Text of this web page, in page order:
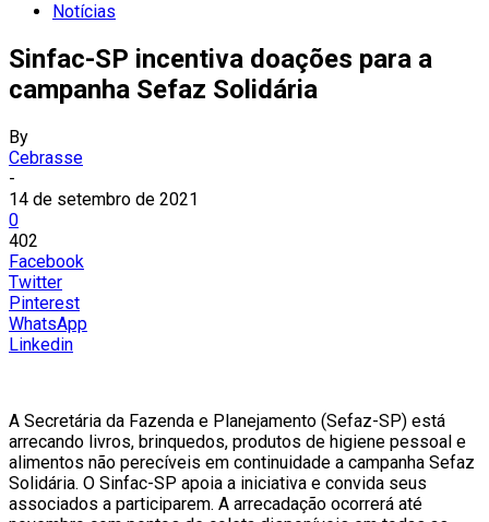
Notícias
Sinfac-SP incentiva doações para a
campanha Sefaz Solidária
By
Cebrasse
-
14 de setembro de 2021
0
402
Facebook
Twitter
Pinterest
WhatsApp
Linkedin
A Secretária da Fazenda e Planejamento (Sefaz-SP) está
arrecando livros, brinquedos, produtos de higiene pessoal e
alimentos não perecíveis em continuidade a campanha Sefaz
Solidária. O Sinfac-SP apoia a iniciativa e convida seus
associados a participarem. A arrecadação ocorrerá até